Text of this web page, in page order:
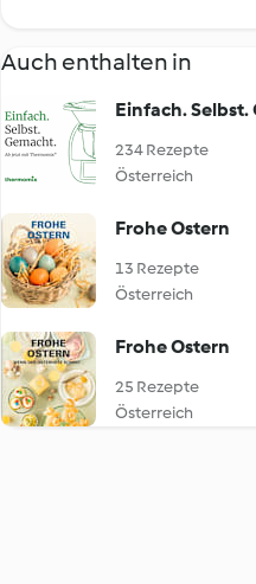
Auch enthalten in
Einfach. Selbst.
234 Rezepte
Österreich
Frohe Ostern
13 Rezepte
Österreich
Frohe Ostern
25 Rezepte
Österreich